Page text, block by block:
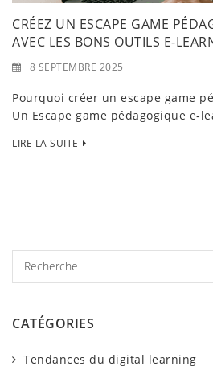
CRÉEZ UN ESCAPE GAME
AVEC LES BONS OUTILS E-
8 SEPTEMBRE 2025
Pourquoi créer un escape game
Un Escape game pédagogique
LIRE LA SUITE
e
CATÉGORIES
Tendances du digital learning